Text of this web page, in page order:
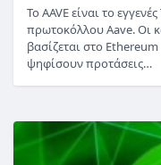
Το AAVE είναι το
πρωτοκόλλου Aave. Οι
βασίζεται στο
ψηφίσουν προτάσεις…